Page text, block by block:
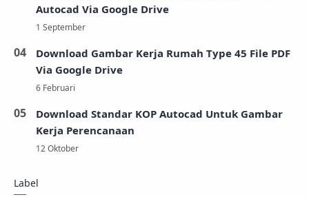
Autocad Via Google Drive
Download Gambar Kerja Rumah Type 45 File PDF
Via Google Drive
Download Standar KOP Autocad Untuk Gambar
Kerja Perencanaan
Label